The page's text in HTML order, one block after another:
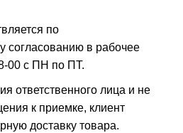
по
согласованию в рабочее
00 с ПН по ПТ.
ответственного лица и не
к приемке, клиент
доставку товара.